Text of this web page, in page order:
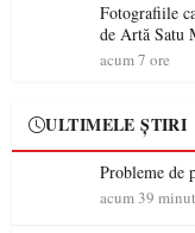
Fotografiile
de Artă Satu
acum 7 ore
ULTIMELE ȘTIRI
Probleme de
acum 39